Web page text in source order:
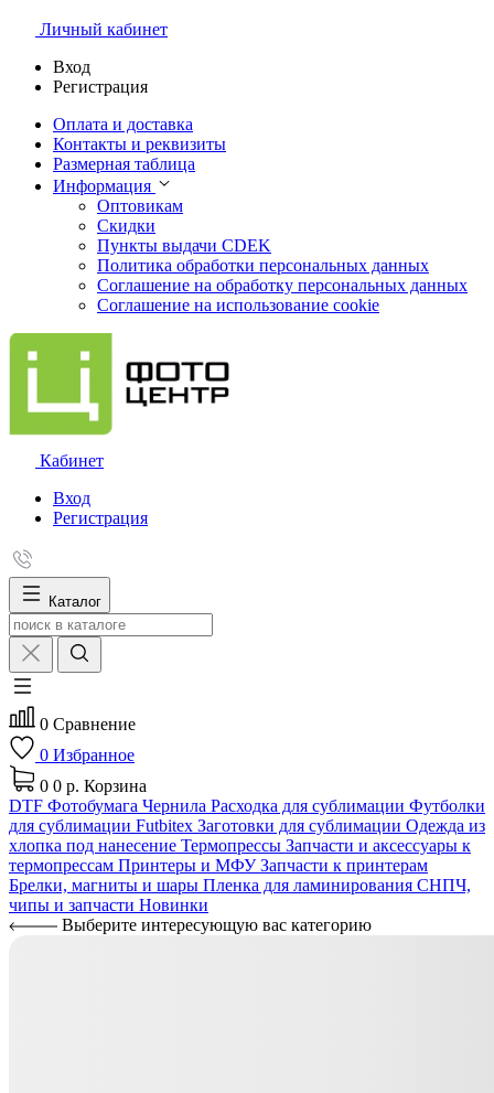
Личный кабинет
Вход
Регистрация
Оплата и доставка
Контакты и реквизиты
Размерная таблица
Информация
Оптовикам
Скидки
Пункты выдачи CDEK
Политика обработки персональных данных
Соглашение на обработку персональных данных
Соглашение на использование cookie
Кабинет
Вход
Регистрация
Каталог
0 Сравнение
0 Избранное
0 0 р. Корзина
DTF Фотобумага Чернила Расходка для сублимации Футболки
для сублимации Futbitex Заготовки для сублимации Одежда из
хлопка под нанесение Термопрессы Запчасти и аксессуары к
термопрессам Принтеры и МФУЗапчасти к принтерам
Брелки, магниты и шары Пленка для ламинирования СНПЧ,
чипы и запчасти Новинки
Выберите интересующую вас категорию